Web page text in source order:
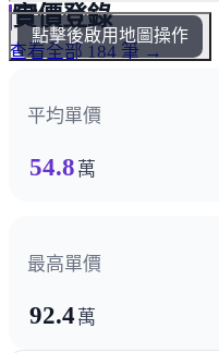
點擊後啟用地圖操作
實價登錄
查看全部 184 筆 →
平均單價
54.8 萬
最高單價
92.4 萬